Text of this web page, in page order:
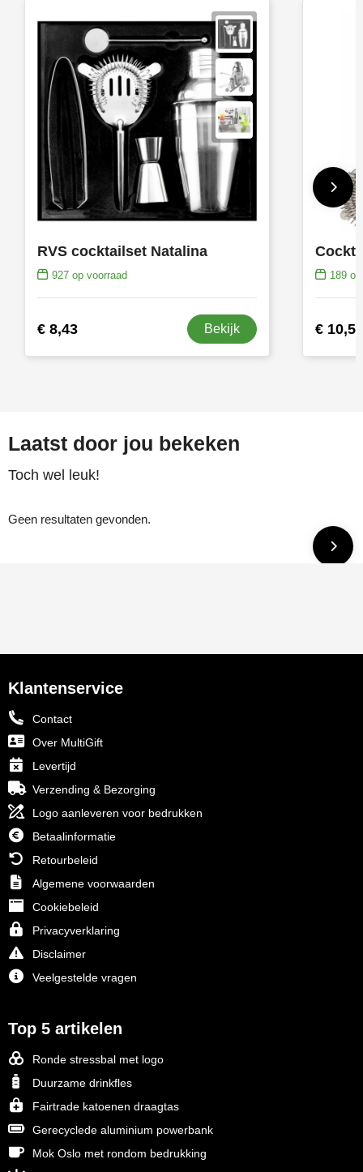
RVS cocktailset Natalina
927op voorraad
€ 8,43 Bekijk
189op
€ 10,54
Laatst door jou bekeken
Toch wel leuk!
Geen resultaten gevonden.
Klantenservice
Contact
Over MultiGift
Levertijd
Verzending & Bezorging
Logo aanleveren voor bedrukken
Betaalinformatie
Retourbeleid
Algemene voorwaarden
Cookiebeleid
Privacyverklaring
Disclaimer
Veelgestelde vragen
Top 5 artikelen
Ronde stressbal met logo
Duurzame drinkfles
Fairtrade katoenen draagtas
Gerecyclede aluminium powerbank
Mok Oslo met rondom bedrukking